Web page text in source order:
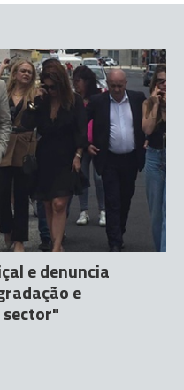
e denuncia
e
sector"